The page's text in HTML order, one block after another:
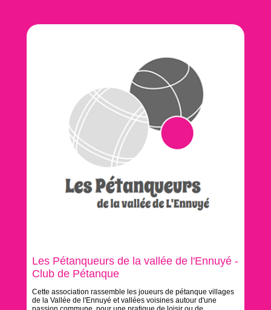
Les Pétanqueurs de la vallée de l'Ennuyé -
Club de Pétanque
Cette association rassemble les joueurs de pétanque villages
de la Vallée de l'Ennuyé et vallées voisines autour d'une